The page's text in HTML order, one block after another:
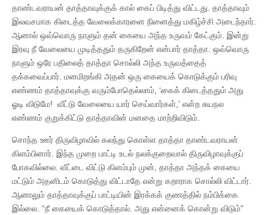
தாண்டவராயன் தாத்தாவுக்குக் கால் கைப் பிடித்து விட்டது. தாத்தாவும்
இலவசமாக கிடைத்த வேலைக்காரனை நினைத்து மகிழ்ச்சி அடைந்தார்.
ஆனால் ஒவ்வொரு நாளும் தன் கையை அந்த உருவம் கேட்கும். இன்று
இரவு நீ வேலையை முடித்ததும் தருகிறேன் என்பார் தாத்தா. ஒவ்வொரு
நாளும் ஒரே பதிலைத் தாத்தா சொல்லி அந்த உருவத்தைத்
தக்கவைப்பார். மனமிறங்கி அதன் ஒரு கையைக் கொடுக்கும் பரிவு
எண்ணம் தாத்தாவுக்கு வரும்போதெல்லாம், ‘கைக் கிடைத்ததும் அது
ஓடி விடுமே! வீட்டு வேலையை யார் செய்வார்கள்,’ என்ற சுயநல
எண்ணம் குறுக்கிட்டு தாத்தாவின் மனதை மாற்றிவிடும்.
சொந்த ஊர் திருவிழாவில் கலந்து கொள்ள தாத்தா தாண்டவராயன்
கிளம்பினார். இந்த முறை பாட்டி உடல் நலக்குறைவால் திருவிழாவுக்குப்
போகவில்லை. வீட்டை விட்டு கிளம்பும் முன், தாத்தா அந்தக் கையை
மட்டும் அதனிடம் கொடுத்து விட்டாதே என்று கறாராக சொல்லி விட்டார்.
ஆனாலும் தாத்தாவுக்குப் பாட்டியின் இரக்கக் குணத்தில் நம்பிக்கை
இல்லை. “நீ கையைக் கொடுத்தால். அது என்னைக் கொன்று விடும்”